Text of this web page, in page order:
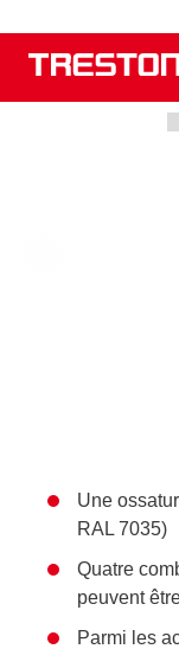
Une
RAL 7035)
Quatre
peuvent
Parmi les